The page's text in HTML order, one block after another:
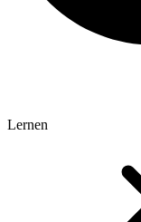
Lernen